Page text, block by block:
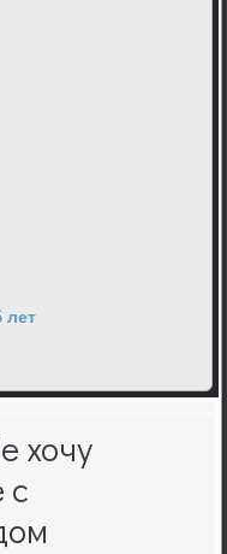
лет
хочу
с